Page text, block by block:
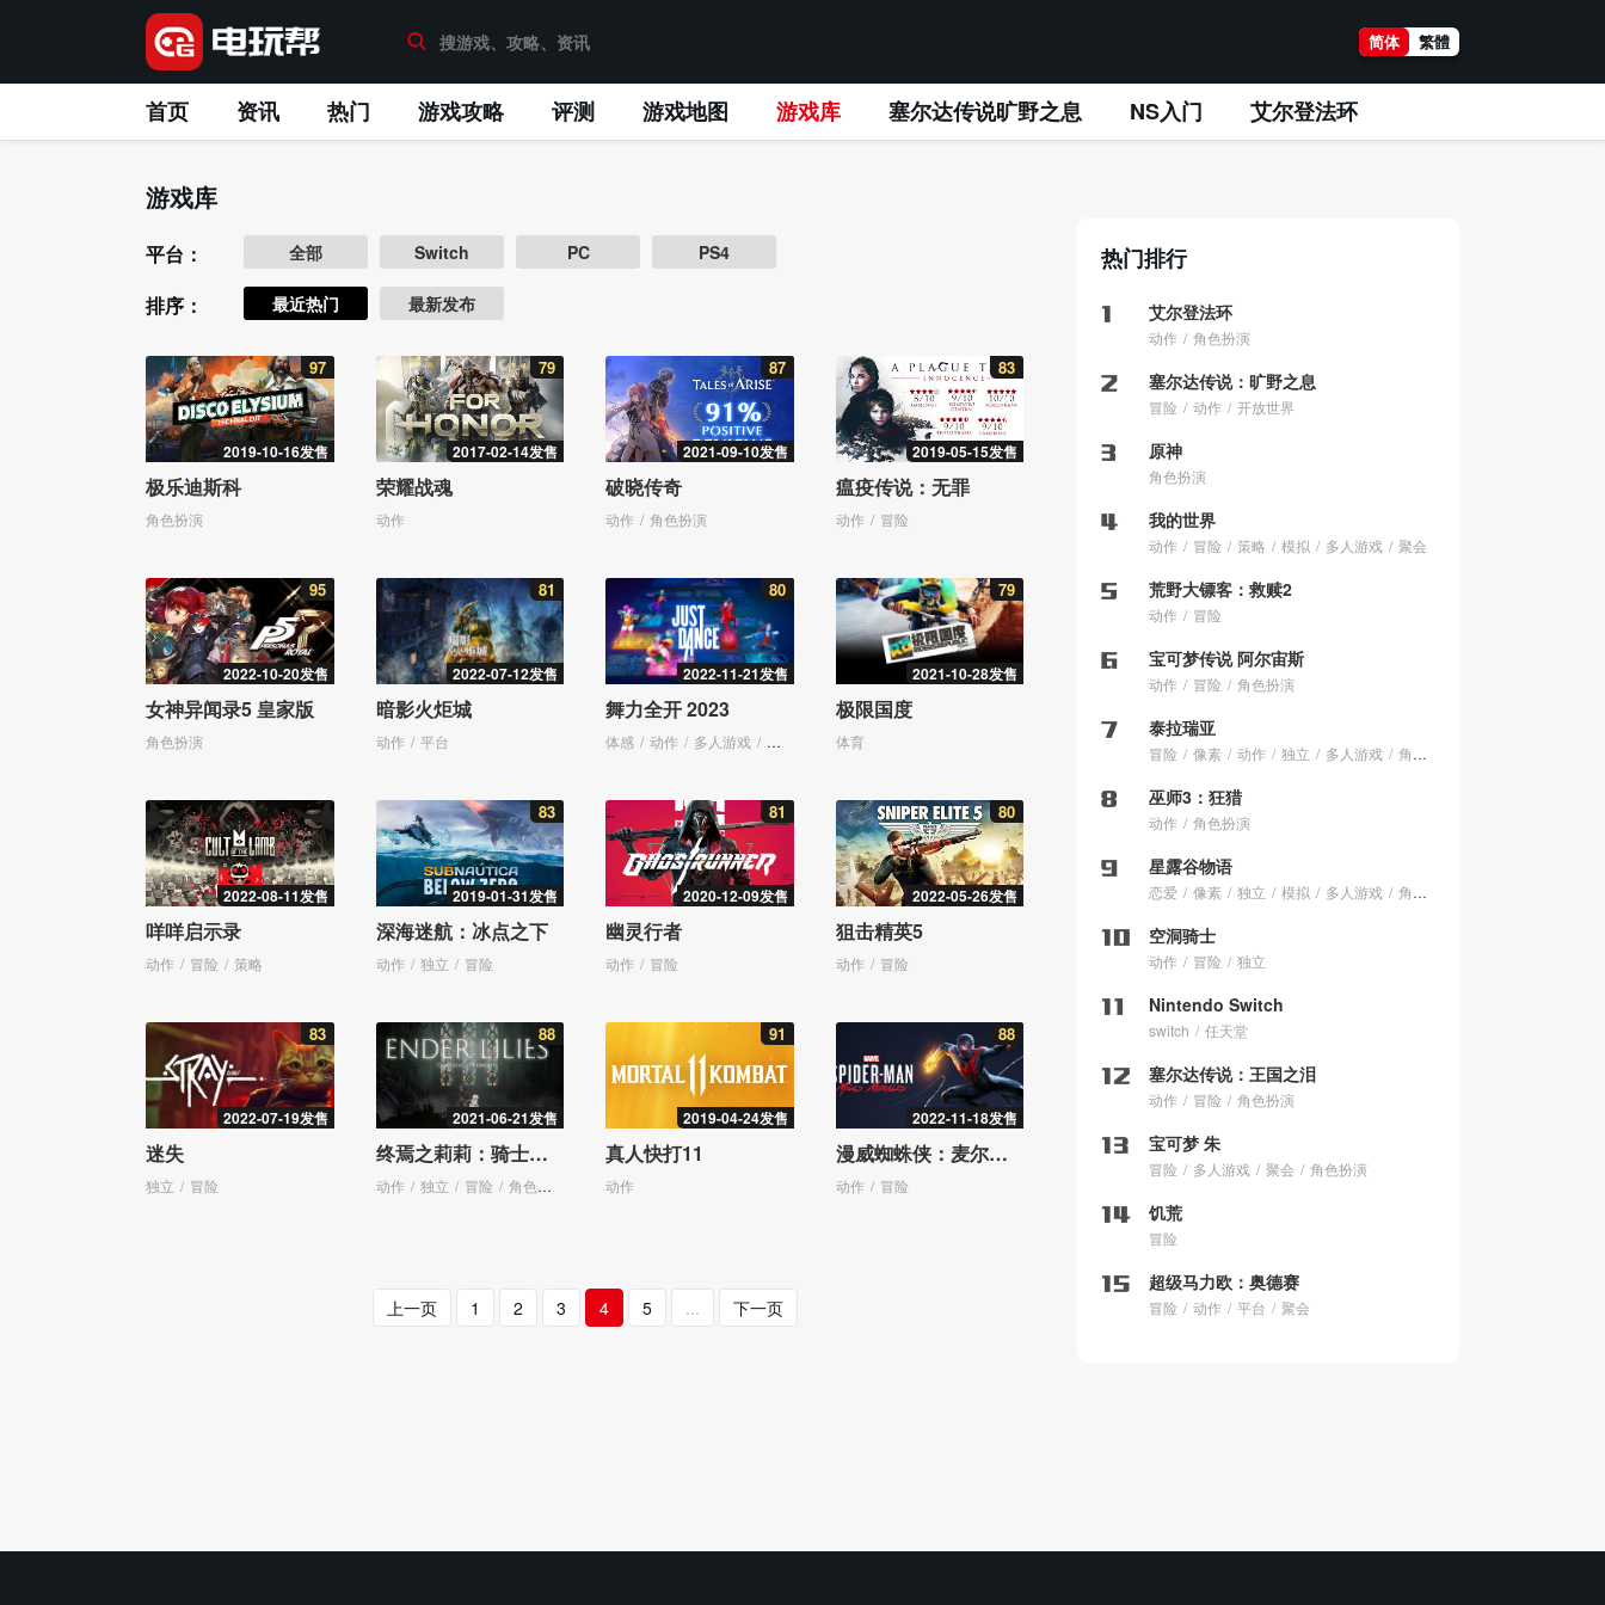
简体 繁體
首页 资讯 热门 游戏攻略 评测 游戏地图 游戏库 塞尔达传说旷野之息 NS入门 艾尔登法环
游戏库
平台： 全部 Switch PC PS4
排序： 最近热门 最新发布
2019-10-16发售
97
极乐迪斯科
角色扮演
2017-02-14发售
79
荣耀战魂
动作
2021-09-10发售
87
破晓传奇
动作 角色扮演
2019-05-15发售
83
瘟疫传说：无罪
动作 冒险
2022-10-20发售
95
女神异闻录5 皇家版
角色扮演
2022-07-12发售
81
暗影火炬城
动作 平台
2022-11-21发售
80
舞力全开 2023
体感 动作 多人游戏 音乐 聚会
2021-10-28发售
79
极限国度
体育
2022-08-11发售
咩咩启示录
动作 冒险 策略
2019-01-31发售
83
深海迷航：冰点之下
动作 独立 冒险
2020-12-09发售
81
幽灵行者
动作 冒险
2022-05-26发售
80
狙击精英5
动作 冒险
2022-07-19发售
83
迷失
独立 冒险
2021-06-21发售
88
终焉之莉莉：骑士寂夜
动作 独立 冒险 角色扮演
2019-04-24发售
91
真人快打11
动作
2022-11-18发售
88
漫威蜘蛛侠：麦尔斯・摩拉斯
动作 冒险
上一页 1 2 3 4 5 ... 下一页
热门排行
艾尔登法环
动作 角色扮演
塞尔达传说：旷野之息
冒险 动作 开放世界
原神
角色扮演
我的世界
动作 冒险 策略 模拟 多人游戏 聚会
荒野大镖客：救赎2
动作 冒险
宝可梦传说 阿尔宙斯
动作 冒险 角色扮演
泰拉瑞亚
冒险 像素 动作 独立 多人游戏 角色扮演
巫师3：狂猎
动作 角色扮演
星露谷物语
恋爱 像素 独立 模拟 多人游戏 角色扮演
空洞骑士
动作 冒险 独立
Nintendo Switch
switch 任天堂
塞尔达传说：王国之泪
动作 冒险 角色扮演
宝可梦 朱
冒险 多人游戏 聚会 角色扮演
饥荒
冒险
超级马力欧：奥德赛
冒险 动作 平台 聚会